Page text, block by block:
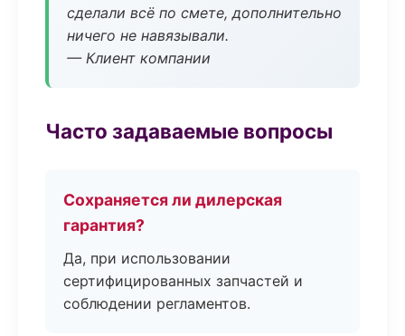
сделали всё по смете, дополнительно
ничего не навязывали.
— Клиент компании
Часто задаваемые вопросы
Сохраняется ли дилерская
гарантия?
Да, при использовании
сертифицированных запчастей и
соблюдении регламентов.